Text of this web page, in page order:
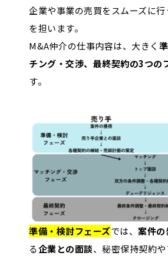
企業や事業の売買をスムーズに
を担います。
M&A仲介の仕事内容は、大きく
チング・交渉、最終契約の3つの
す。
準備・検討フェーズでは、 案件の
る企業との面談、秘密保持契約